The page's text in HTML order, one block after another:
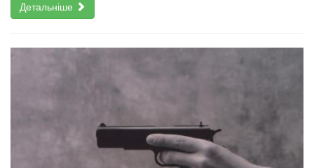
Детальніше